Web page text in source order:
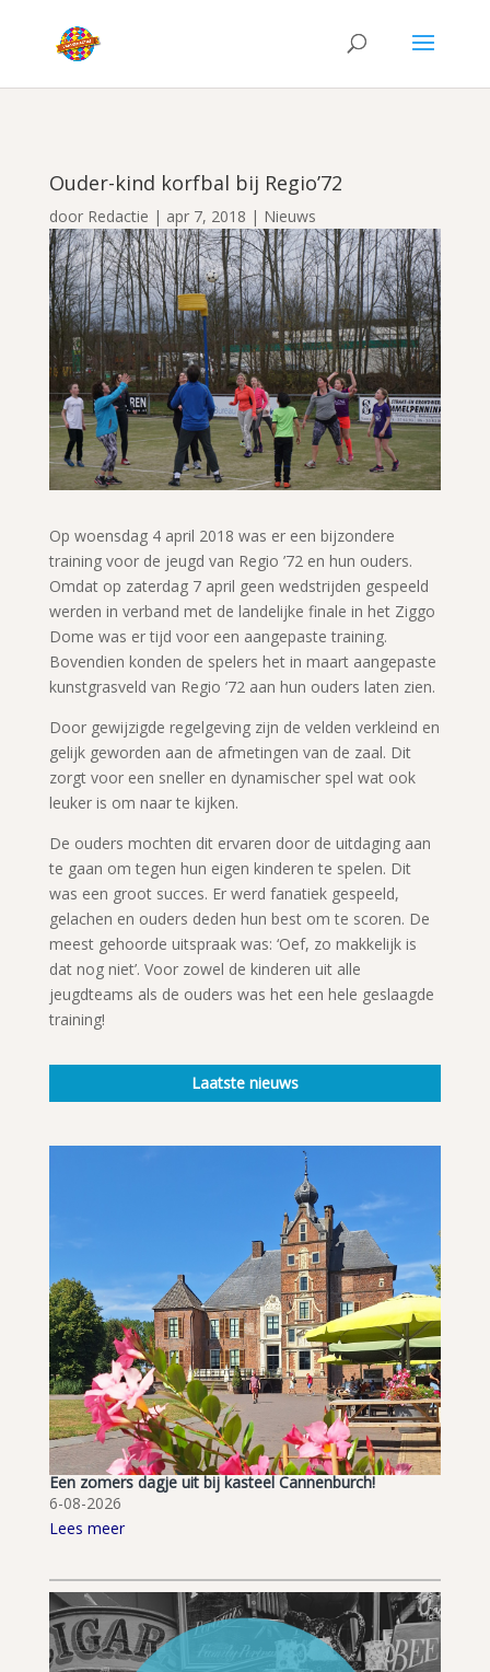
Ouder-kind korfbal bij Regio’72
door Redactie | apr 7, 2018 | Nieuws
Op woensdag 4 april 2018 was er een bijzondere
training voor de jeugd van Regio ’72 en hun ouders.
Omdat op zaterdag 7 april geen wedstrijden gespeeld
werden in verband met de landelijke finale in het Ziggo
Dome was er tijd voor een aangepaste training.
Bovendien konden de spelers het in maart aangepaste
kunstgrasveld van Regio ’72 aan hun ouders laten zien.
Door gewijzigde regelgeving zijn de velden verkleind en
gelijk geworden aan de afmetingen van de zaal. Dit
zorgt voor een sneller en dynamischer spel wat ook
leuker is om naar te kijken.
De ouders mochten dit ervaren door de uitdaging aan
te gaan om tegen hun eigen kinderen te spelen. Dit
was een groot succes. Er werd fanatiek gespeeld,
gelachen en ouders deden hun best om te scoren. De
meest gehoorde uitspraak was: ‘Oef, zo makkelijk is
dat nog niet’. Voor zowel de kinderen uit alle
jeugdteams als de ouders was het een hele geslaagde
training!
Laatste nieuws
Een zomers dagje uit bij kasteel Cannenburch!
6-08-2026
Lees meer